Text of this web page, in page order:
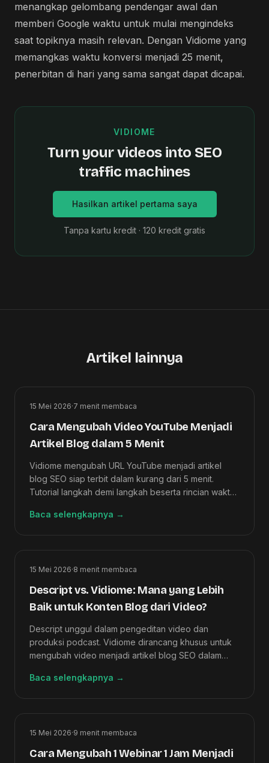
menangkap gelombang pendengar awal dan
memberi Google waktu untuk mulai mengindeks
saat topiknya masih relevan. Dengan Vidiome yang
memangkas waktu konversi menjadi 25 menit,
penerbitan di hari yang sama sangat dapat dicapai.
VIDIOME
Turn your videos into SEO
traffic machines
Hasilkan artikel pertama saya
Tanpa kartu kredit · 120 kredit gratis
Artikel lainnya
15 Mei 2026·7 menit membaca
Cara Mengubah Video YouTube Menjadi
Artikel Blog dalam 5 Menit
Vidiome mengubah URL YouTube menjadi artikel
blog SEO siap terbit dalam kurang dari 5 menit.
Tutorial langkah demi langkah beserta rincian waktu
Baca selengkapnya →
15 Mei 2026·8 menit membaca
Descript vs. Vidiome: Mana yang Lebih
Baik untuk Konten Blog dari Video?
Descript unggul dalam pengeditan video dan
produksi podcast. Vidiome dirancang khusus untuk
mengubah video menjadi artikel blog SEO dalam
Baca selengkapnya →
15 Mei 2026·9 menit membaca
Cara Mengubah 1 Webinar 1 Jam Menjadi